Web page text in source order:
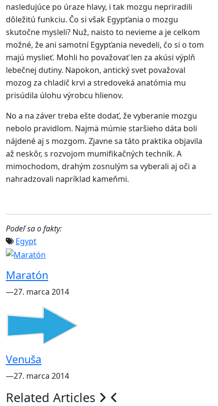
nasledujúce po úraze hlavy, i tak mozgu nepriradili
dôležitú funkciu. Čo si však Egypťania o mozgu
skutočne mysleli? Nuž, naisto to nevieme a je celkom
možné, že ani samotní Egypťania nevedeli, čo si o tom
majú myslieť. Mohli ho považovať len za akúsi výplň
lebečnej dutiny. Napokon, antický svet považoval
mozog za chladič krvi a stredoveká anatómia mu
prisúdila úlohu výrobcu hlienov.
No a na záver treba ešte dodať, že vyberanie mozgu
nebolo pravidlom. Najmä múmie staršieho dáta boli
nájdené aj s mozgom. Zjavne sa táto praktika objavila
až neskôr, s rozvojom mumifikačných techník. A
mimochodom, drahým zosnulým sa vyberali aj oči a
nahradzovali napríklad kameňmi.
Podeľ sa o fakty:
Egypt
Maratón
―27. marca 2014
Venuša
―27. marca 2014
Related Articles